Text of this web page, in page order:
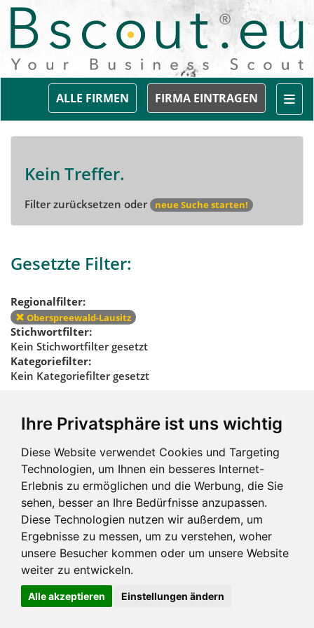
Ihre Privatsphäre ist uns wichtig
Diese Website verwendet Cookies und Targeting
Technologien, um Ihnen ein besseres Internet-
Erlebnis zu ermöglichen und die Werbung, die Sie
sehen, besser an Ihre Bedürfnisse anzupassen.
Diese Technologien nutzen wir außerdem, um
Ergebnisse zu messen, um zu verstehen, woher
unsere Besucher kommen oder um unsere Website
weiter zu entwickeln.
Alle akzeptieren Einstellungen ändern
FIRMA EINTRAGEN
ALLE FIRMEN
Kein Treffer.
Filter zurücksetzen oder neue Suche starten!
Gesetzte Filter:
Regionalfilter:
Oberspreewald-Lausitz
Stichwortfilter:
Kein Stichwortfilter gesetzt
Kategoriefilter:
Kein Kategoriefilter gesetzt
Regionalfilter
zurücksetzen
Impressum und mehr